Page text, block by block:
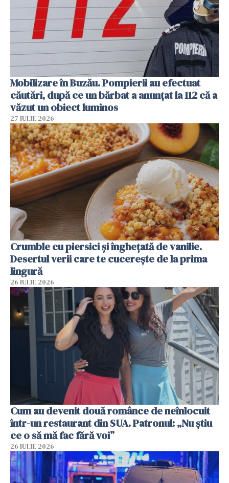
Mobilizare în Buzău. Pompierii au efectuat
căutări, după ce un bărbat a anunțat la 112 că a
văzut un obiect luminos
27 IULIE 2026
Crumble cu piersici și înghețată de vanilie.
Desertul verii care te cucerește de la prima
lingură
26 IULIE 2026
Cum au devenit două românce de neînlocuit
într-un restaurant din SUA. Patronul: „Nu știu
ce o să mă fac fără voi”
26 IULIE 2026